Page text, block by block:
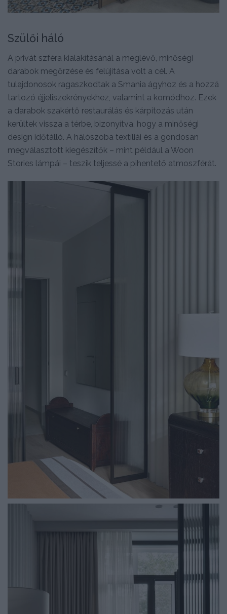
Szülői háló
A privát szféra kialakításánál a meglévő, minőségi
darabok megőrzése és felújítása volt a cél. A
tulajdonosok ragaszkodtak a Smania ágyhoz és a hozzá
tartozó éjjeliszekrényekhez, valamint a komódhoz. Ezek
a darabok szakértő restaurálás és kárpitozás után
kerültek vissza a térbe, bizonyítva, hogy a minőségi
design időtálló. A hálószoba textíliái és a gondosan
megválasztott kiegészítők – mint például a Woon
Stories lámpái – teszik teljessé a pihentető atmoszférát.